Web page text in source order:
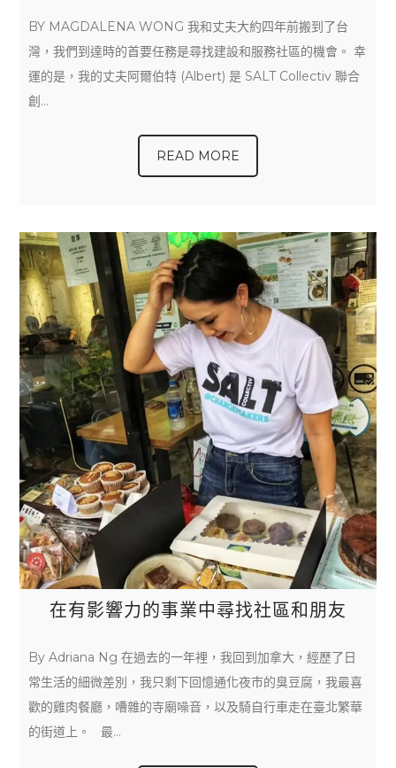
BY MAGDALENA WONG 我和丈夫大約四年前搬到了台
灣，我們到達時的首要任務是尋找建設和服務社區的機會。 幸
運的是，我的丈夫阿爾伯特 (Albert) 是 SALT Collectiv 聯合
創…
READ MORE
在有影響力的事業中尋找社區和朋友
By Adriana Ng 在過去的一年裡，我回到加拿大，經歷了日
常生活的細微差別，我只剩下回憶通化夜市的臭豆腐，我最喜
歡的雞肉餐廳，嘈雜的寺廟噪音，以及騎自行車走在臺北繁華
的街道上。 最…